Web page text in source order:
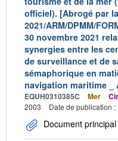
officiel). [Abrogé par
2021/ARM/DPMM/
30 novembre 2021
synergies entre les
de surveillance et de
sémaphorique en
navigation maritime _
EQUH0310385C Mer
2003
Date de publication
Document principal